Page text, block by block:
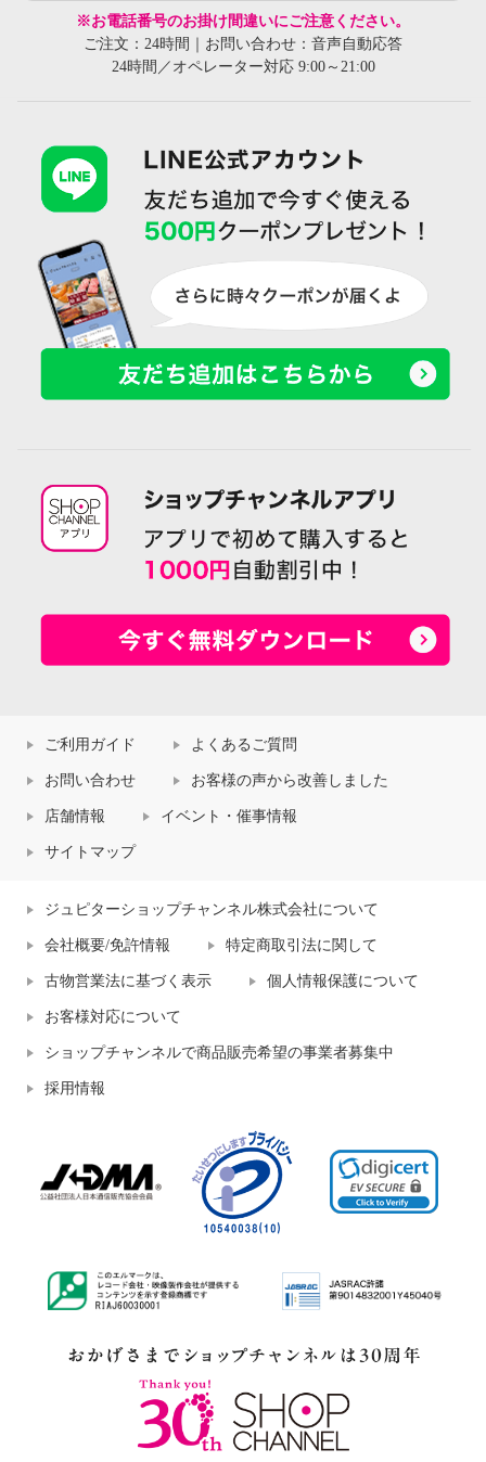
※お電話番号のお掛け間違いにご注意ください。
ご注文：24時間｜お問い合わせ：音声自動応答
24時間／オペレーター対応 9:00～21:00
ご利用ガイド よくあるご質問
お問い合わせ お客様の声から改善しました
店舗情報 イベント・催事情報
サイトマップ
ジュピターショップチャンネル株式会社について
会社概要/免許情報 特定商取引法に関して
古物営業法に基づく表示 個人情報保護について
お客様対応について
ショップチャンネルで商品販売希望の事業者募集中
採用情報